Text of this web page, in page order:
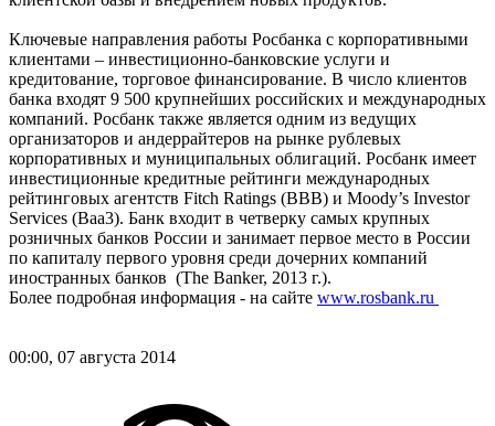
Ключевые направления работы Росбанка с корпоративными
клиентами – инвестиционно-банковские услуги и
кредитование, торговое финансирование. В число клиентов
банка входят 9 500 крупнейших российских и международных
компаний. Росбанк также является одним из ведущих
организаторов и андеррайтеров на рынке рублевых
корпоративных и муниципальных облигаций. Росбанк имеет
инвестиционные кредитные рейтинги международных
рейтинговых агентств Fitch Ratings (BBB) и Moody’s Investor
Services (Baa3). Банк входит в четверку самых крупных
розничных банков России и занимает первое место в России
по капиталу первого уровня среди дочерних компаний
иностранных банков (The Banker, 2013 г.).
Более подробная информация - на сайте www.rosbank.ru
00:00, 07 августа 2014